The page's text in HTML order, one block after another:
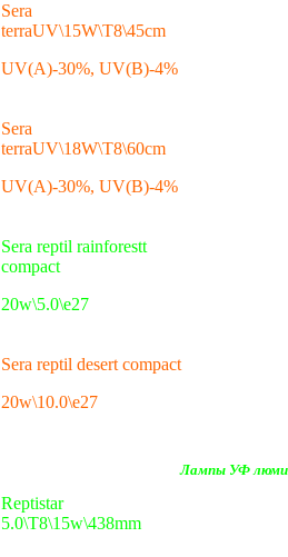
Sera
terraUV\15W\T8\45cm
UV(A)-30%, UV(B)-4%
Sera
terraUV\18W\T8\60cm
UV(A)-30%, UV(B)-4%
Sera reptil rainforestt
compact
20w\5.0\e27
Sera reptil desert compact
20w\10.0\e27
Лампы УФ
Reptistar
5.0\T8\15w\438mm